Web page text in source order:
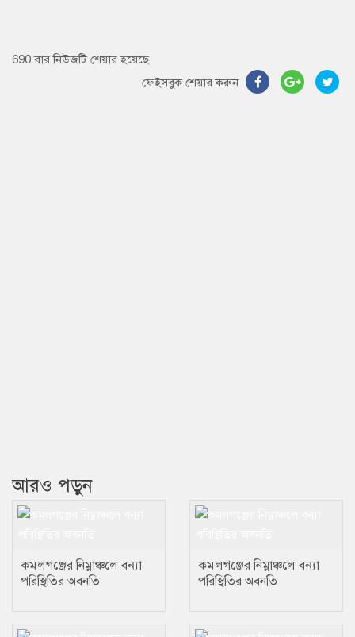
690 বার নিউজটি শেয়ার হয়েছে
ফেইসবুক শেয়ার করুন
আরও পড়ুন
কমলগঞ্জের নিম্নাঞ্চলে বন্যা
পরিস্থিতির অবনতি
কমলগঞ্জের নিম্নাঞ্চলে বন্যা
পরিস্থিতির অবনতি